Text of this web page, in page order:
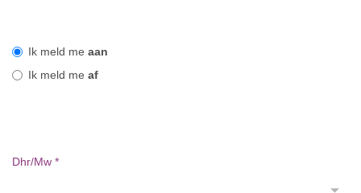
Ik meld me aan
Ik meld me af
Dhr/Mw *